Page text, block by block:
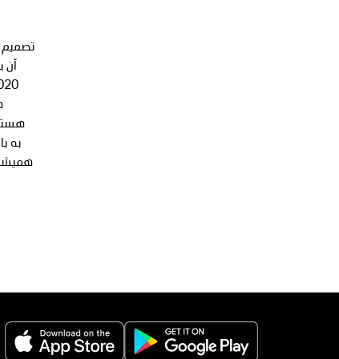
(opens in a new tab)